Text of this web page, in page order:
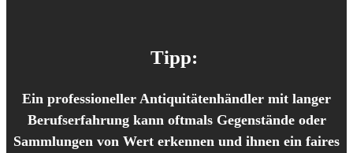
Tipp:
Ein professioneller Antiquitätenhändler mit langer
Berufserfahrung kann oftmals Gegenstände oder
Sammlungen von Wert erkennen und ihnen ein faires